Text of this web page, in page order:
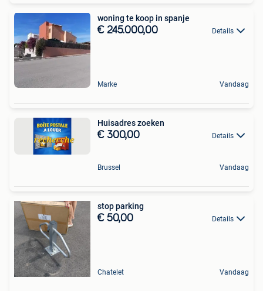
woning te koop in spanje
€ 245.000,00 Details
Marke Vandaag
Huisadres zoeken
€ 300,00 Details
Brussel Vandaag
stop parking
€ 50,00 Details
Chatelet Vandaag